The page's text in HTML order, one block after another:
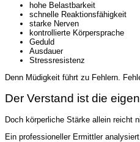
hohe Belastbarkeit
schnelle Reaktionsfähigkeit
starke Nerven
kontrollierte Körpersprache
Geduld
Ausdauer
Stressresistenz
Denn Müdigkeit führt zu Fehlern.
Der Verstand ist die
Doch körperliche Stärke allein reicht
Ein professioneller Ermittler